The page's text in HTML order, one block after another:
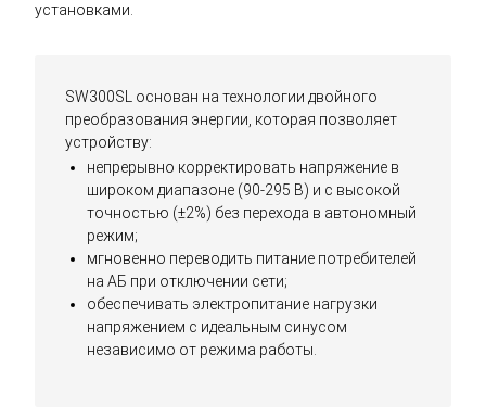
установками.
SW300SL основан на технологии двойного
преобразования энергии, которая позволяет
устройству:
непрерывно корректировать напряжение в
широком диапазоне (90-295 В) и с высокой
точностью (±2%) без перехода в автономный
режим;
мгновенно переводить питание потребителей
на АБ при отключении сети;
обеспечивать электропитание нагрузки
напряжением c идеальным синусом
независимо от режима работы.